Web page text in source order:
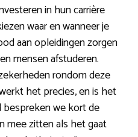
in hun carrière
waar en wanneer je
aan opleidingen zorgen
mensen afstuderen.
rondom deze
het precies, en is het
bespreken we kort de
mee zitten als het gaat